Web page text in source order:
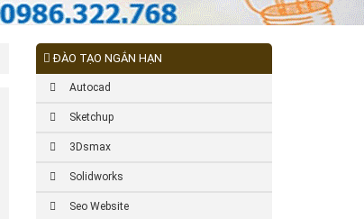
ĐÀO TẠO NGẮN HẠN
Autocad
Sketchup
3Dsmax
Solidworks
Seo Website